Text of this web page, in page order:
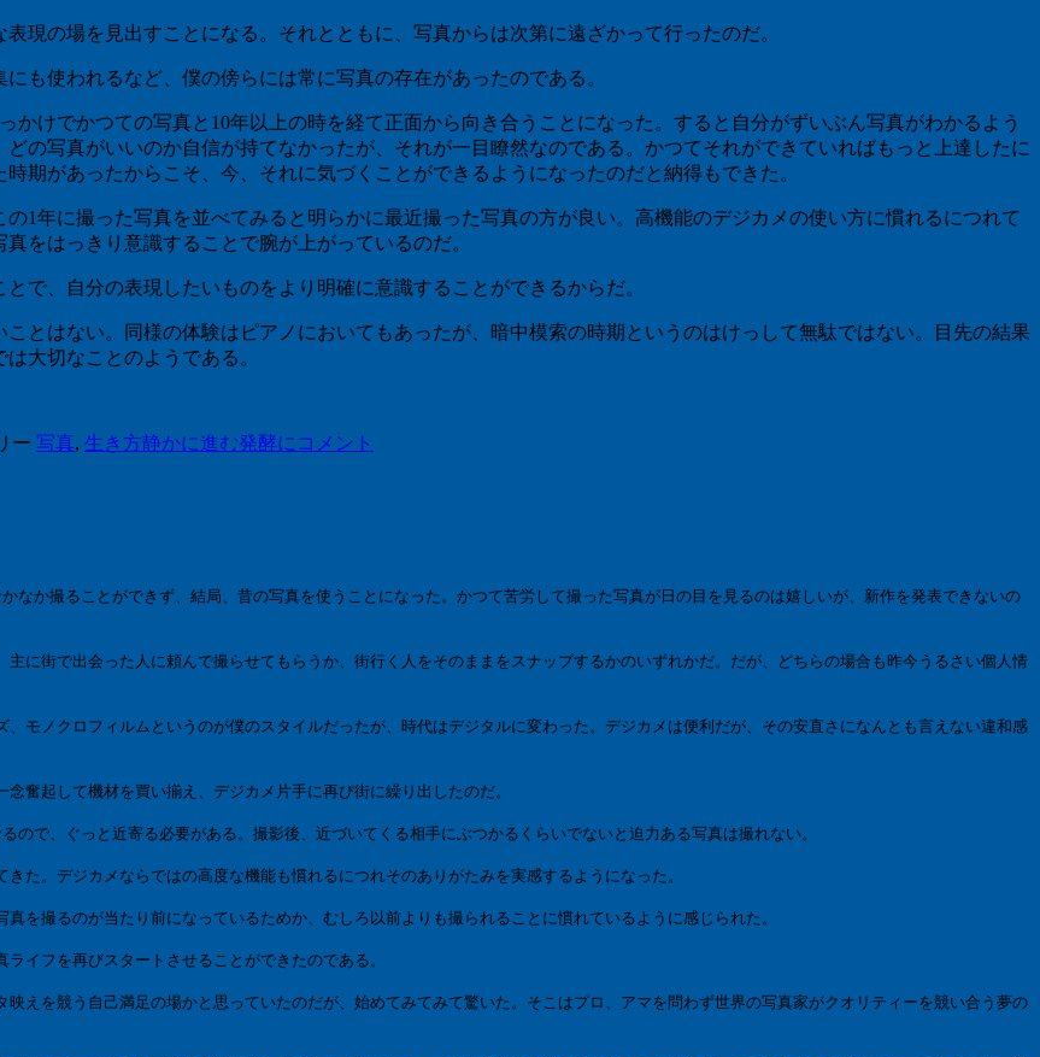
現の場を見出すことになる。それとともに、写真からは次第に遠ざかって行ったのだ。
も使われるなど、僕の傍らには常に写真の存在があったのである。
けでかつての写真と10年以上の時を経て正面から向き合うことになった。すると自分がずいぶん写真がわかるよう
の写真がいいのか自信が持てなかったが、それが一目瞭然なのである。かつてそれができていればもっと上達したに
期があったからこそ、今、それに気づくことができるようになったのだと納得もできた。
1年に撮った写真を並べてみると明らかに最近撮った写真の方が良い。高機能のデジカメの使い方に慣れるにつれて
をはっきり意識することで腕が上がっているのだ。
で、自分の表現したいものをより明確に意識することができるからだ。
とはない。同様の体験はピアノにおいてもあったが、暗中模索の時期というのはけっして無駄ではない。目先の結果
大切なことのようである。
ー 写真, 生き方静かに進む発酵に コメント
なか撮ることができず、結局、昔の写真を使うことになった。かつて苦労して撮った写真が日の目を見るのは嬉しいが、新作を発表できないの
に街で出会った人に頼んで撮らせてもらうか、街行く人をそのままをスナップするかのいずれかだ。だが、どちらの場合も昨今うるさい個人情
モノクロフィルムというのが僕のスタイルだったが、時代はデジタルに変わった。デジカメは便利だが、その安直さになんとも言えない違和感
奮起して機材を買い揃え、デジカメ片手に再び街に繰り出したのだ。
ので、ぐっと近寄る必要がある。撮影後、近づいてくる相手にぶつかるくらいでないと迫力ある写真は撮れない。
た。デジカメならではの高度な機能も慣れるにつれそのありがたみを実感するようになった。
を撮るのが当たり前になっているためか、むしろ以前よりも撮られることに慣れているように感じられた。
イフを再びスタートさせることができたのである。
映え を競う自己満足の場かと思っていたのだが、始めてみてみて驚いた。そこはプロ、アマを問わず世界の写真家がクオリティーを競い合う夢の